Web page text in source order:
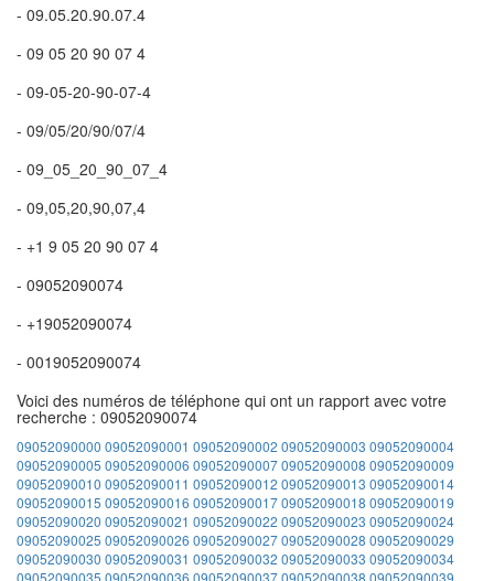
- 09.05.20.90.07.4
- 09 05 20 90 07 4
- 09-05-20-90-07-4
- 09/05/20/90/07/4
- 09_05_20_90_07_4
- 09,05,20,90,07,4
- +1 9 05 20 90 07 4
- 09052090074
- +19052090074
- 0019052090074
Voici des numéros de téléphone qui ont un rapport avec votre
recherche : 09052090074
09052090000 09052090001 09052090002 09052090003 09052090004
09052090005 09052090006 0905209000709052090008 09052090009
09052090010 09052090011 09052090012 09052090013 09052090014
09052090015 09052090016 0905209001709052090018 09052090019
09052090020 09052090021 09052090022 09052090023 09052090024
09052090025 09052090026 0905209002709052090028 09052090029
09052090030 09052090031 09052090032 09052090033 09052090034
09052090035 09052090036 0905209003709052090038 09052090039